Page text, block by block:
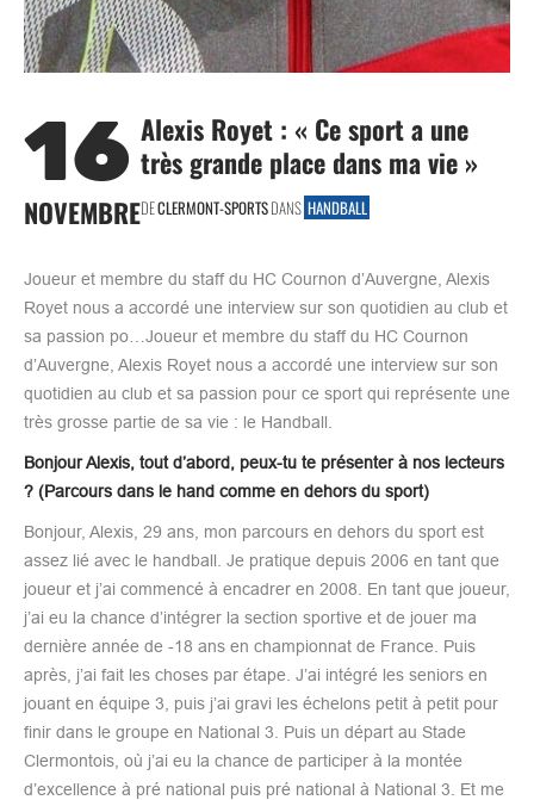
16
NOVEMBRE
Alexis Royet : « Ce sport a une
très grande place dans ma vie »
DECLERMONT-SPORTSDANS HANDBALL
Joueur et membre du staff du HC Cournon d’Auvergne, Alexis
Royet nous a accordé une interview sur son quotidien au club et
sa passion po…Joueur et membre du staff du HC Cournon
d’Auvergne, Alexis Royet nous a accordé une interview sur son
quotidien au club et sa passion pour ce sport qui représente une
très grosse partie de sa vie : le Handball.
Bonjour Alexis, tout d’abord, peux-tu te présenter à nos lecteurs
? (Parcours dans le hand comme en dehors du sport)
Bonjour, Alexis, 29 ans, mon parcours en dehors du sport est
assez lié avec le handball. Je pratique depuis 2006 en tant que
joueur et j’ai commencé à encadrer en 2008. En tant que joueur,
j’ai eu la chance d’intégrer la section sportive et de jouer ma
dernière année de -18 ans en championnat de France. Puis
après, j’ai fait les choses par étape. J’ai intégré les seniors en
jouant en équipe 3, puis j’ai gravi les échelons petit à petit pour
finir dans le groupe en National 3. Puis un départ au Stade
Clermontois, où j’ai eu la chance de participer à la montée
d’excellence à pré national puis pré national à National 3. Et me